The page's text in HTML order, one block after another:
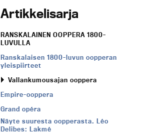
Artikkelisarja
RANSKALAINEN OOPPERA 1800-
LUVULLA
Ranskalaisen 1800-luvun oopperan
yleispiirteet
Vallankumousajan ooppera
Empire-ooppera
Grand opéra
Näyte suuresta oopperasta. Léo
Delibes: Lakmé